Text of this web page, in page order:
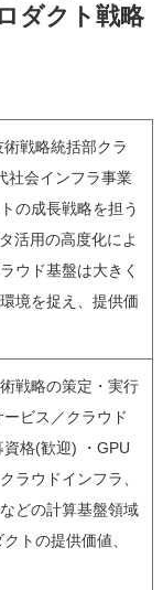
ダクト戦略
戦略統括部クラ
社会インフラ事業
の成長戦略を担う
活用の高度化によ
ウド基盤は大きく
境を捉え、提供価
戦略の策定・実行
ビス／クラウド
格(歓迎) ・GPU
ラウドインフラ、
どの計算基盤領域
トの提供価値、